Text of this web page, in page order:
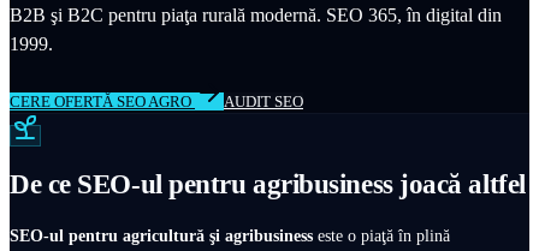
B2B şi B2C pentru piaţa rurală modernă. SEO 365, în digital din
1999.
CERE OFERTĂ SEO AGRO AUDIT SEO
De ce SEO-ul pentru agribusiness joacă altfel
SEO-ul pentru agricultură şi agribusiness este o piaţă în plină